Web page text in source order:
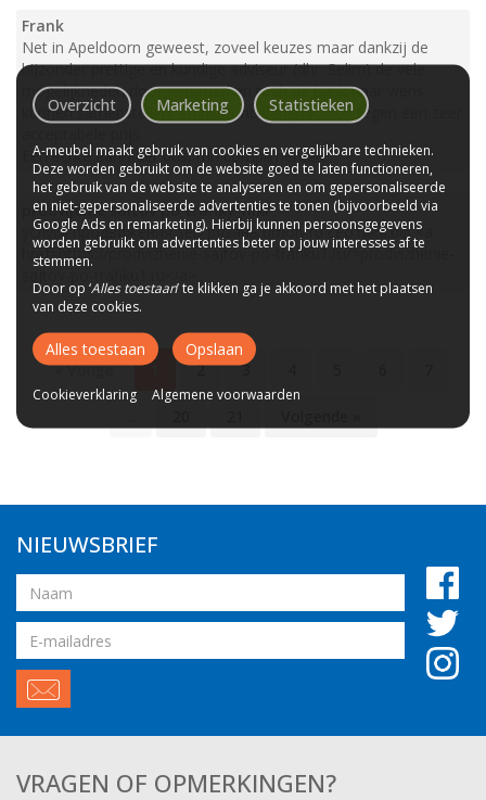
Frank
Net in Apeldoorn geweest, zoveel keuzes maar dankzij de
bijzonder prettige en kundige adviseur (dhr. Selim) de vele
mogelijkheden doorgenomen en toch de bank naar wens
kunnen samenstellen, en niet onbelangrijk, ook tegen een zeer
Een echte aanrader dus, mn complimenten
prodvijenie saitov po trafiky_hikr
услуги продвижения seo рязань timoly.ru сеотика.рф <a
href=https://prodvizhenie-sajtov-po-trafiku1.ru/>prodvizhenie-
« Vorige 1 2 3
NIEUWSBRIEF
Naam
Email
adres
VRAGEN OF OPMERKINGEN?
Overzicht Marketing Statistieken
A-meubel maakt gebruik van cookies en vergelijkbare technieken.
Deze worden gebruikt om de website goed te laten functioneren,
het gebruik van de website te analyseren en om gepersonaliseerde
en niet-gepersonaliseerde advertenties te tonen (bijvoorbeeld via
Google Ads en remarketing). Hierbij kunnen persoonsgegevens
worden gebruikt om advertenties beter op jouw interesses af te
stemmen.
Door op ‘Alles toestaan’ te klikken ga je akkoord met het plaatsen
van deze cookies.
Alles toestaan Opslaan
Cookieverklaring Algemene voorwaarden